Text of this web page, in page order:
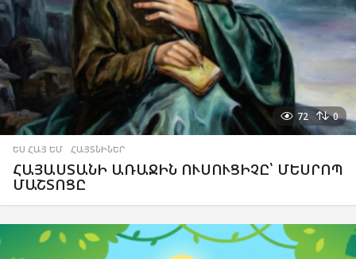
72 0
ԵՍ ՀԱՅ ԵՄ ,ՀԱՅՏՆԻՆԵՐ
ՀԱՅԱՍՏԱՆԻ ԱՌԱՋԻՆ ՈՒՍՈՒՑԻՉԸ՝ ՄԵՍՐՈՊ
ՄԱՇՏՈՑԸ